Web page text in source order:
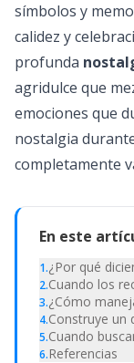
símbolos y
calidez y
profunda
agridulce que
emociones que
nostalgia
completamente
En este
1.¿Por qué
2.Cuando los
3.¿Cómo
4.Construye un
5.Cuando
6.Referencias